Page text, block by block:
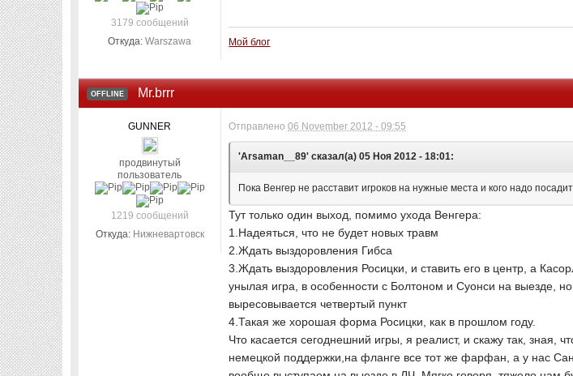
3179 сообщений
Откуда: Warszawa Мой блог
OFFLINE Mr.brrr
GUNNER
продвинутый
пользователь
1219 сообщений
Откуда: Нижневартовск
Отправлено06 November 2012 - 09:55
'Arsaman__89' сказал(а) 05 Ноя 2012 - 18:01:
Пока Венгер не расставит игроков на нужные места и кого надо
Тут только один выход, помимо ухода Венгера:
1.Надеяться, что не будет новых травм
2.Ждать выздоровления Гибса
3.Ждать выздоровления Росицки, и ставить его в центр, а
унылая игра, в особенности с Болтоном и Суонси на выезде,
выресовывается четвертый пункт
4.Такая же хорошая форма Росицки, как в прошлом году.
Что касается сегоднешний игры, я реалист, и скажу так,
немецкой поддержки,на фланге все тот же фарфан, а у нас